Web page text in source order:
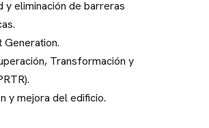
y eliminación de barreras
Generation.
Transformación y
y mejora del edificio.